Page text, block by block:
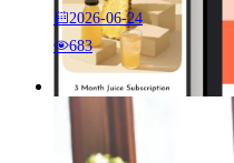
2026-06-24
683